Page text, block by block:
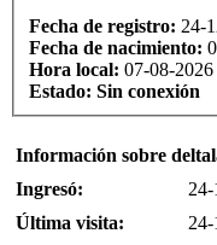
Fecha de registro: 24-
Fecha de nacimiento:
Hora local: 07-08-
Estado: Sin conexión
Información sobre
Ingresó:
Última visita: